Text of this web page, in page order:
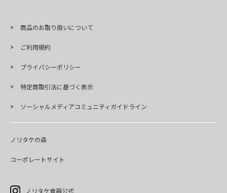
商品のお取り扱いについて
ご利用規約
プライバシーポリシー
特定商取引法に基づく表示
ソーシャルメディアコミュニティガイドライン
ノリタケの森
コーポレートサイト
ノリタケ食器公式